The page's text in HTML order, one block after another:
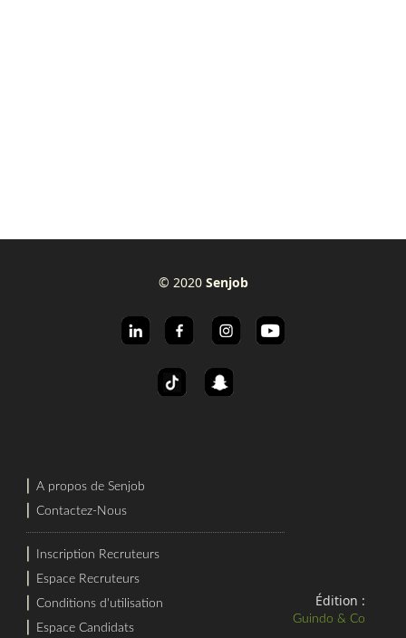
© 2020 Senjob
A propos de Senjob
Contactez-Nous
Inscription Recruteurs
Espace Recruteurs
Conditions d'utilisation
Espace Candidats
Édition :
Guindo & Co